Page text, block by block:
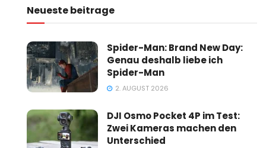
Neueste beitrage
Spider-Man: Brand New Day:
Genau deshalb liebe ich
Spider-Man
2. AUGUST 2026
DJI Osmo Pocket 4P im Test:
Zwei Kameras machen den
Unterschied